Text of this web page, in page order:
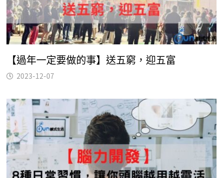
【過年一定要做的事】送五窮，迎五富
2023-12-07